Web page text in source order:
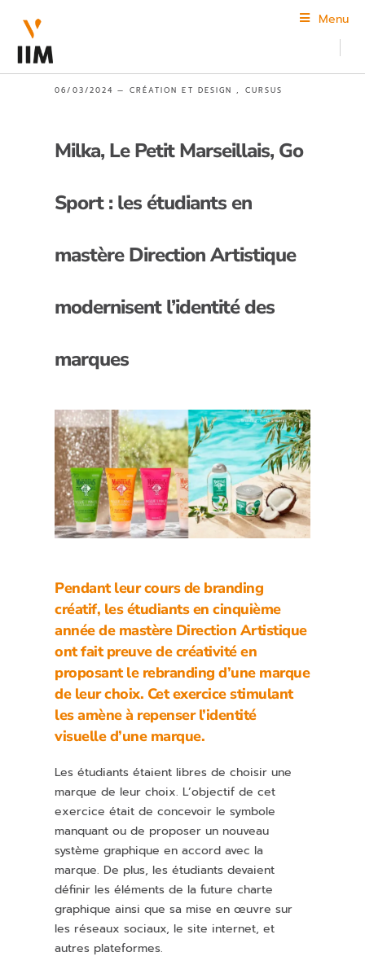
Menu
06/03/2024 — CRÉATION ET DESIGN , CURSUS
Milka, Le Petit Marseillais, Go
Sport : les étudiants en
mastère Direction Artistique
modernisent l’identité des
marques
Pendant leur cours de branding
créatif, les étudiants en cinquième
année de mastère Direction Artistique
ont fait preuve de créativité en
proposant le rebranding d’une marque
de leur choix. Cet exercice stimulant
les amène à repenser l’identité
visuelle d’une marque.
Les étudiants étaient libres de choisir une
marque de leur choix. L’objectif de cet
exercice était de concevoir le symbole
manquant ou de proposer un nouveau
système graphique en accord avec la
marque. De plus, les étudiants devaient
définir les éléments de la future charte
graphique ainsi que sa mise en œuvre sur
les réseaux sociaux, le site internet, et
autres plateformes.